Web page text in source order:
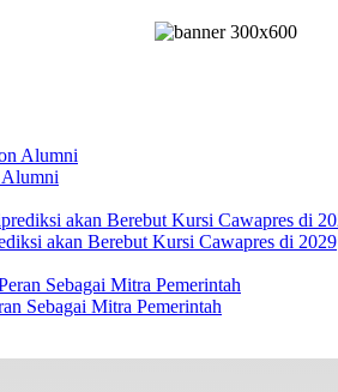
Alumni
akan Berebut Kursi Cawapres di 2029
Sebagai Mitra Pemerintah